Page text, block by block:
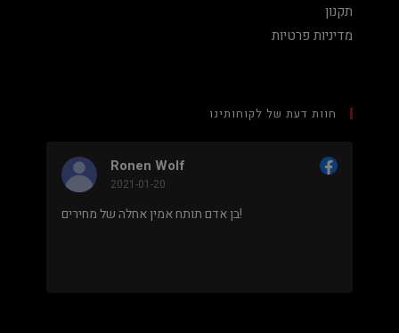
תקנון
מדיניות פרטיות
חוות דעת של לקוחותינו
Ronen Wolf
2021-01-20
בן אדם תותח אמין אחלה של מחירים!